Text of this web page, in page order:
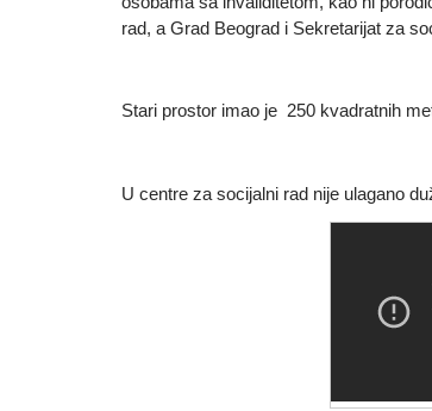
rad, a Grad Beograd i Sekretarijat za
Stari prostor imao je 250 kvadratnih
U centre za socijalni rad nije ulagano